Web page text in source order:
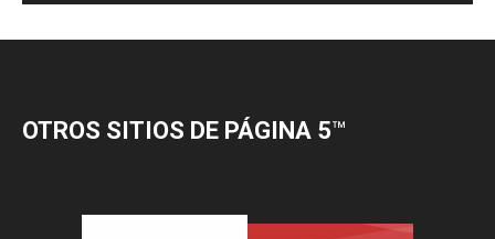
OTROS SITIOS DE PÁGINA 5™